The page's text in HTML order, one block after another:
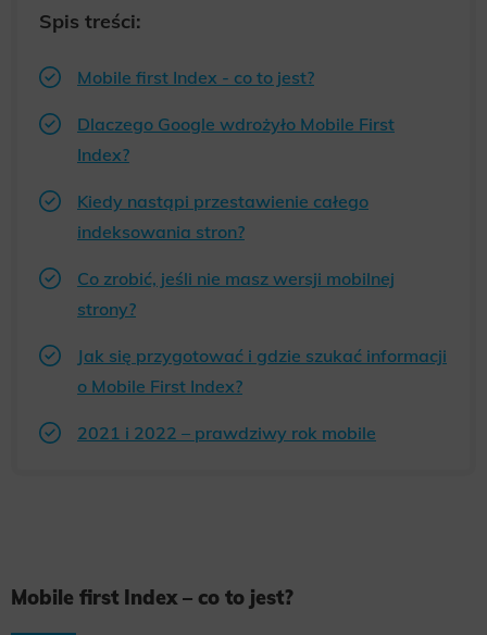
Spis treści:
Mobile first Index - co to jest?
Dlaczego Google wdrożyło Mobile First
Index?
Kiedy nastąpi przestawienie całego
indeksowania stron?
Co zrobić, jeśli nie masz wersji mobilnej
strony?
Jak się przygotować i gdzie szukać informacji
o Mobile First Index?
2021 i 2022 – prawdziwy rok mobile
Mobile first Index – co to jest?